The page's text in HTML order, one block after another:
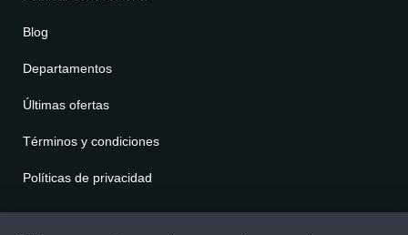
Blog
Departamentos
Últimas ofertas
Términos y condiciones
Políticas de privacidad